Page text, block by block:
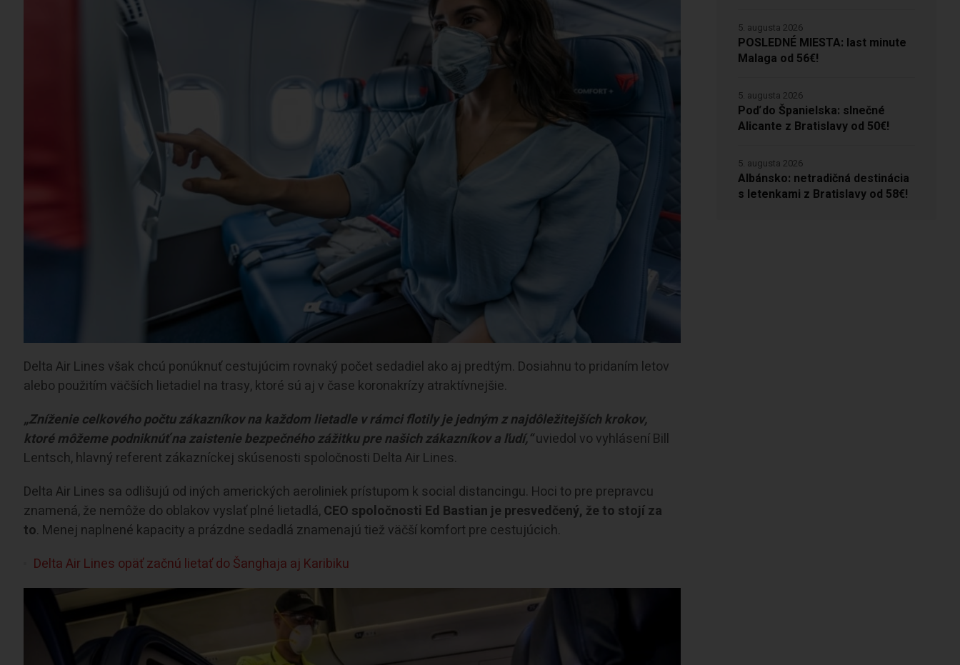
Delta Air Lines však chcú ponúknuť cestujúcim rovnaký počet sedadiel ako aj predtým. Dosiahnu to pridaním letov
alebo použitím väčších lietadiel na trasy, ktoré sú aj v čase koronakrízy atraktívnejšie.
„Zníženie celkového počtu zákazníkov na každom lietadle v rámci flotily je jedným z najdôležitejších krokov,
ktoré môžeme podniknúť na zaistenie bezpečného zážitku pre našich zákazníkov a ľudí,“uviedol vo vyhlásení Bill
Lentsch, hlavný referent zákazníckej skúsenosti spoločnosti Delta Air Lines.
Delta Air Lines sa odlišujú od iných amerických aeroliniek prístupom k social distancingu. Hoci to pre prepravcu
znamená, že nemôže do oblakov vyslať plné lietadlá, CEO spoločnosti Ed Bastian je presvedčený, že to stojí za
to. Menej naplnené kapacity a prázdne sedadlá znamenajú tiež väčší komfort pre cestujúcich.
Delta Air Lines opäť začnú lietať do Šanghaja aj Karibiku
POSLEDNÉ MIESTA: last minute
Malaga od 56€!
5. augusta 2026
Poď do Španielska: slnečné
Alicante z Bratislavy od 50€!
5. augusta 2026
Albánsko: netradičná destinácia
s letenkami z Bratislavy od 58€!
5. augusta 2026